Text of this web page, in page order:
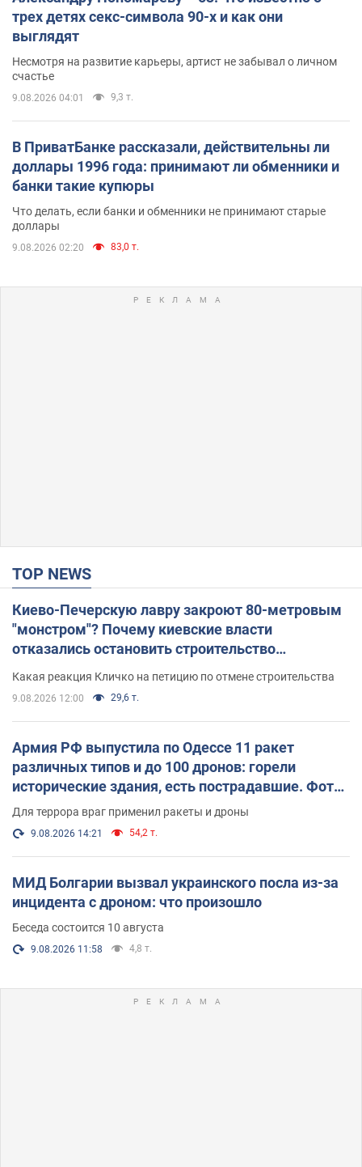
трех детях секс-символа 90-х и как они
выглядят
Несмотря на развитие карьеры, артист не забывал о личном
счастье
9.08.2026 04:01 9,3 т.
В ПриватБанке рассказали, действительны ли
доллары 1996 года: принимают ли обменники и
банки такие купюры
Что делать, если банки и обменники не принимают старые
доллары
9.08.2026 02:20 83,0 т.
TOP NEWS
Киево-Печерскую лавру закроют 80-метровым
"монстром"? Почему киевские власти
отказались остановить строительство
Какая реакция Кличко на петицию по отмене строительства
9.08.2026 12:00 29,6 т.
Армия РФ выпустила по Одессе 11 ракет
различных типов и до 100 дронов: горели
исторические здания, есть пострадавшие. Фото
и видео
Для террора враг применил ракеты и дроны
9.08.2026 14:21 54,2 т.
МИД Болгарии вызвал украинского посла из-за
инцидента с дроном: что произошло
Беседа состоится 10 августа
9.08.2026 11:58 4,8 т.